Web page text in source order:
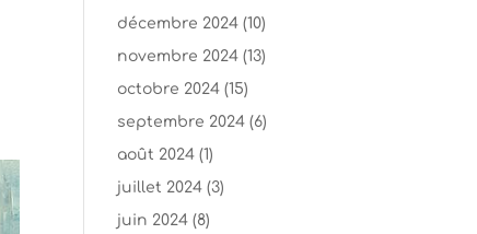
décembre 2024 (10)
novembre 2024 (13)
octobre 2024 (15)
septembre 2024 (6)
août 2024 (1)
juillet 2024 (3)
juin 2024 (8)